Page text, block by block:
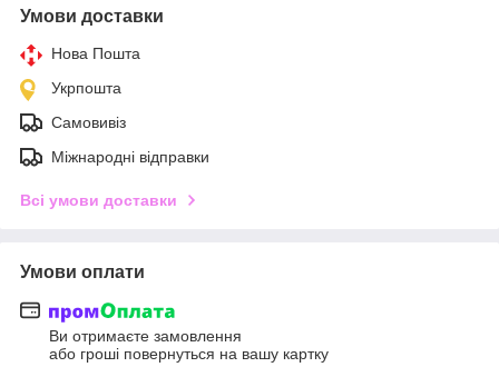
Умови доставки
Нова Пошта
Укрпошта
Самовивіз
Міжнародні відправки
Всі умови доставки
Умови оплати
Ви отримаєте замовлення
або гроші повернуться на вашу картку